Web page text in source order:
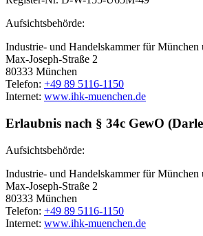
Aufsichtsbehörde:
Industrie- und Handelskammer für München
Max-Joseph-Straße 2
80333 München
Telefon: +49 89 5116-1150
Internet: www.ihk-muenchen.de
Erlaubnis nach § 34c GewO
Aufsichtsbehörde:
Industrie- und Handelskammer für München
Max-Joseph-Straße 2
80333 München
Telefon: +49 89 5116-1150
Internet: www.ihk-muenchen.de